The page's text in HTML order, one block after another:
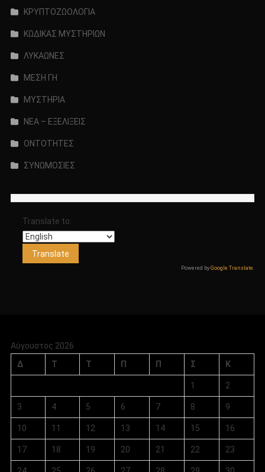
ΚΡΥΠΤΟΖΩΟΛΟΓΙΑ
ΚΩΔΙΚΑΣ ΜΥΣΤΗΡΙΩΝ
ΛΥΚΑΩΝΕΣ
ΜΕΣΗ ΓΗ
ΜΥΣΤΗΡΙΑ
ΝΕΑ – ΕΞΕΛΙΞΕΙΣ
ΟΝΤΟΤΗΤΕΣ
ΣΥΝΩΜΟΣΙΕΣ
Translate to:
Powered byGoogle Translate .
Αύγουστος 2026
Δ
Τ Τ Π Π Σ Κ
1 2
3 4 5 6 7 8 9
10 11 12 13 14 15 16
17 18 19 20 21 22 23